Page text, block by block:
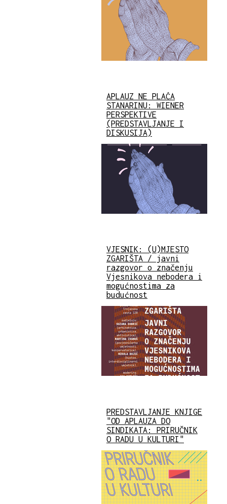
APLAUZ NE PLAĆA
STANARINU: WIENER
PERSPEKTIVE
(PREDSTAVLJANJE I
DISKUSIJA)
VJESNIK: (U)MJESTO
ZGARIŠTA / javni
razgovor o značenju
Vjesnikova nebodera i
mogućnostima za
budućnost
PREDSTAVLJANJE KNJIGE
"OD APLAUZA DO
SINDIKATA: PRIRUČNIK
O RADU U KULTURI"